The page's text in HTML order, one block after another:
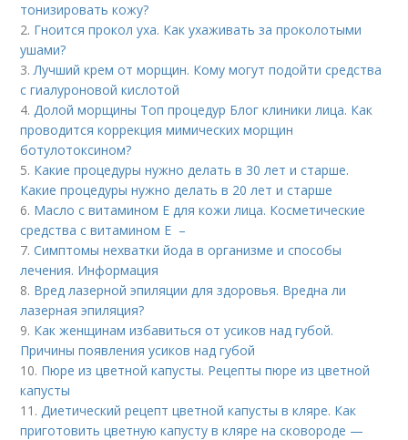
тонизировать кожу?
2. Гноится прокол уха. Как ухаживать за проколотыми
ушами?
3.Лучший крем от морщин. Кому могут подойти средства
с гиалуроновой кислотой
4.Долой морщины Топ процедур Блог клиники лица. Как
проводится коррекция мимических морщин
ботулотоксином?
5. Какие процедуры нужно делать в 30 лет и старше.
Какие процедуры нужно делать в 20 лет и старше
6. Масло с витамином Е для кожи лица. Косметические
средства с витамином Е –
7.Симптомы нехватки йода в организме и способы
лечения. Информация
8. Вред лазерной эпиляции для здоровья. Вредна ли
лазерная эпиляция?
9. Как женщинам избавиться от усиков над губой.
Причины появления усиков над губой
10. Пюре из цветной капусты. Рецепты пюре из цветной
капусты
11.Диетический рецепт цветной капусты в кляре. Как
приготовить цветную капусту в кляре на сковороде —